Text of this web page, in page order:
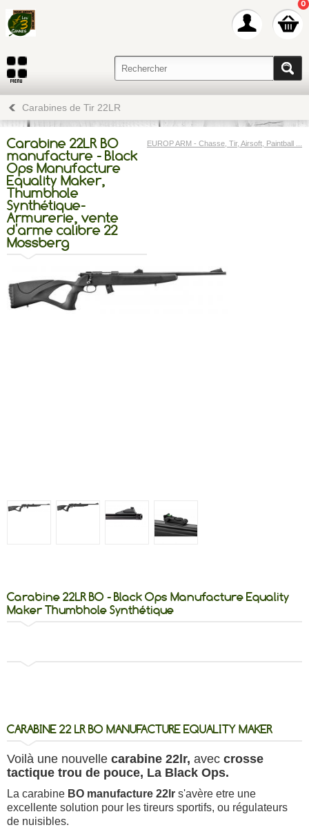
0
Carabines de Tir 22LR
EUROP ARM - Chasse, Tir, Airsoft, Paintball ...
Carabine 22LR BO
manufacture - Black
Ops Manufacture
Equality Maker,
Thumbhole
Synthétique-
Armurerie, vente
d'arme calibre 22
Mossberg
Carabine 22LR BO - Black Ops Manufacture Equality
Maker Thumbhole Synthétique
CARABINE 22 LR BO MANUFACTURE EQUALITY MAKER
Voilà une nouvelle carabine 22lr, avec crosse
tactique trou de pouce, La Black Ops.
La carabine BO manufacture 22lr s'avère etre une
excellente solution pour les tireurs sportifs, ou régulateurs
de nuisibles.